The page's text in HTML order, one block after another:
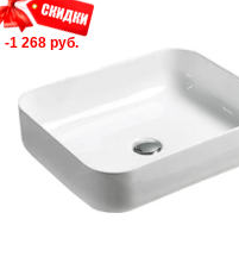
-1 268 руб.